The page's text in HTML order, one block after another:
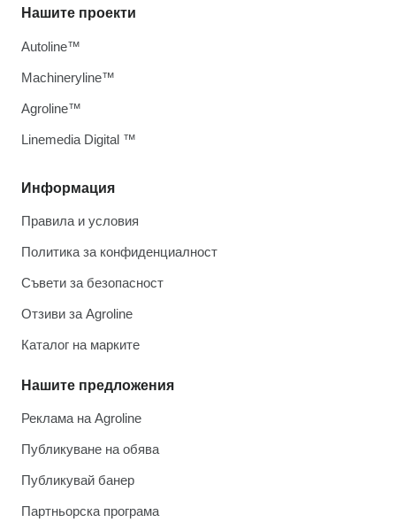
Информация
Правила и условия
Политика за конфиденциалност
Съвети за безопасност
Отзиви за Agroline
Каталог на марките
Нашите предложения
Реклама на Agroline
Публикуване на обява
Публикувай банер
Партньорска програма
Нашите проекти
Autoline™
Machineryline™
Agroline™
Linemedia Digital ™